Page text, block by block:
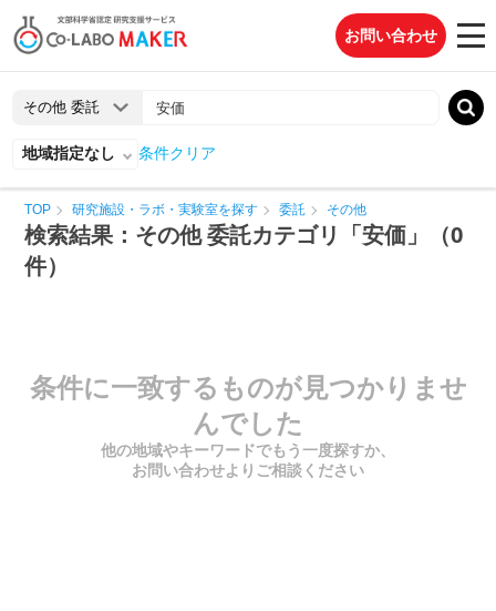
お問い合わせ
地域指定なし 条件クリア
TOP 研究施設・ラボ・実験室を探す 委託 その他
検索結果：その他 委託カテゴリ「安価」（0
件）
条件に一致するものが見つかりませ
んでした
他の地域やキーワードでもう一度探すか、
お問い合わせよりご相談ください